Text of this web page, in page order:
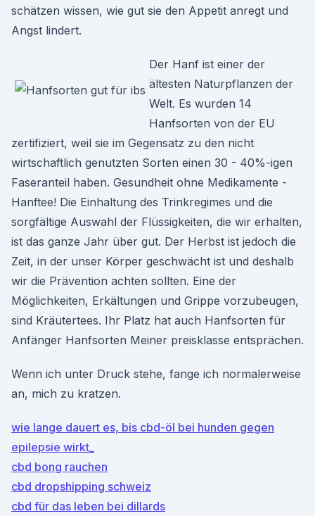
schätzen wissen, wie gut sie den Appetit anregt und
Angst lindert.
Der Hanf ist einer der
ältesten Naturpflanzen der
Welt. Es wurden 14
Hanfsorten von der EU
zertifiziert, weil sie im Gegensatz zu den nicht
wirtschaftlich genutzten Sorten einen 30 - 40%-igen
Faseranteil haben. Gesundheit ohne Medikamente -
Hanftee! Die Einhaltung des Trinkregimes und die
sorgfältige Auswahl der Flüssigkeiten, die wir erhalten,
ist das ganze Jahr über gut. Der Herbst ist jedoch die
Zeit, in der unser Körper geschwächt ist und deshalb
wir die Prävention achten sollten. Eine der
Möglichkeiten, Erkältungen und Grippe vorzubeugen,
sind Kräutertees. Ihr Platz hat auch Hanfsorten für
Anfänger Hanfsorten Meiner preisklasse entsprächen.
Wenn ich unter Druck stehe, fange ich normalerweise
an, mich zu kratzen.
wie lange dauert es, bis cbd-öl bei hunden gegen
epilepsie wirkt_
cbd bong rauchen
cbd dropshipping schweiz
cbd für das leben bei dillards